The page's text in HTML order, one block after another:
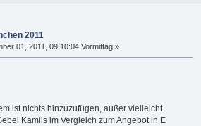
2011
01, 2011, 09:10:04 Vormittag »
ist nichts hinzuzufügen, außer vielleicht
Kamils im Vergleich zum Angebot in E